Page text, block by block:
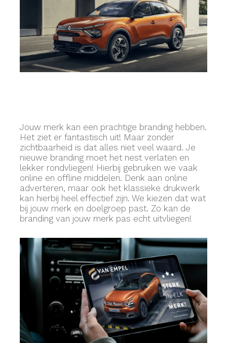
Jouw merk kan een prachtige branding hebben.
Het ziet er fantastisch uit! Maar zonder
zichtbaarheid is dat alles niet veel waard. Je
nieuwe branding moet het nest verlaten en
lekker rondvliegen! Hierbij gebruiken we vaak
online en offline middelen. Denk aan online
adverteren, maar ook het klassieke drukwerk
kan hierbij heel effectief zijn. We kiezen dat wat
bij jouw merk en doelgroep past. Zo kan de
branding van jouw merk pas echt uitvliegen!